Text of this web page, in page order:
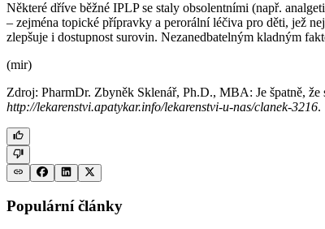
Některé dříve běžné IPLP se staly obsolentními (např.
–⁠ zejména topické přípravky a perorální léčiva pro děti, jež
zlepšuje i dostupnost surovin. Nezanedbatelným kladným
(mir)
Zdroj: PharmDr. Zbyněk Sklenář, Ph.D., MBA: Je špatně,
http://lekarenstvi.apatykar.info/lekarenstvi-u-nas/clanek-3216.
Populární články